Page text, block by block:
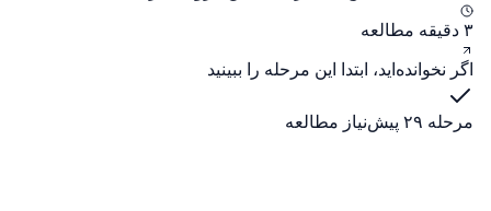
۳ دقیقه مطالعه
اگر نخوانده‌اید، ابتدا این مرحله را ببینید
مرحله ۲۹ پیش‌نیاز مطالعه